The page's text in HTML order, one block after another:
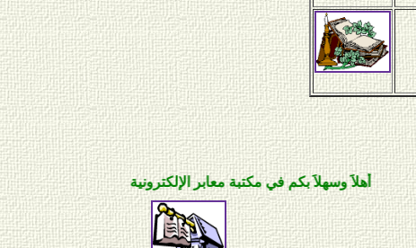
أهلاَ وسهلاَ بكم في مكتبة معابر الإلكترونية